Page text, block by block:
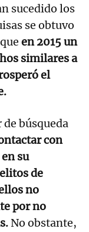
sucedido los
se obtuvo
en 2015 un
similares a
el
búsqueda
con
su
de
no
por no
No obstante,